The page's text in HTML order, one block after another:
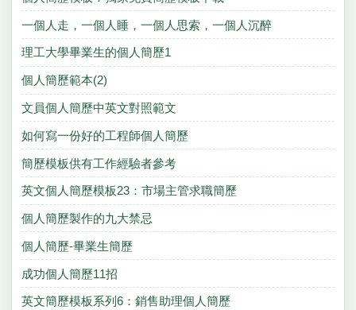
一個人走，一個人睡，一個人思索，一個人沉醉
理工大學畢業生的個人簡歷1
個人簡歷範本(2)
文員個人簡歷中英文對照範文
如何寫一份好的工程師個人簡歷
簡歷模板供有工作經驗者參考
英文個人簡歷模板23：市場主管求職簡歷
個人簡歷製作的九大禁忌
個人簡歷-畢業生簡歷
成功個人簡歷11招
英文簡歷模板系列6：銷售助理個人簡歷